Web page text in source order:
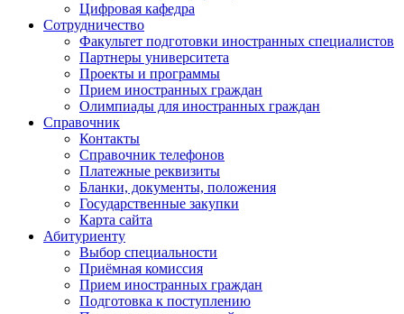
Цифровая кафедра
Сотрудничество
Факультет подготовки иностранных специалистов
Партнеры университета
Проекты и программы
Прием иностранных граждан
Олимпиады для иностранных граждан
Справочник
Контакты
Справочник телефонов
Платежные реквизиты
Бланки, документы, положения
Государственные закупки
Карта сайта
Абитуриенту
Выбор специальности
Приёмная комиссия
Прием иностранных граждан
Подготовка к поступлению